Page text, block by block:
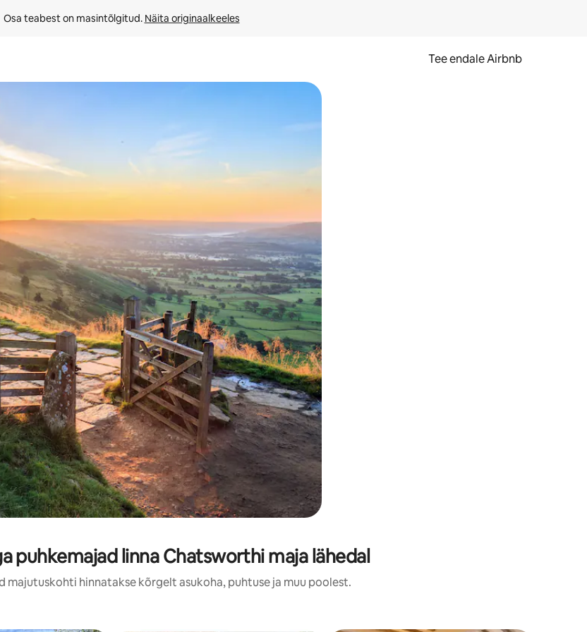
Osa teabest on masintõlgitud. Näita originaalkeeles
Tee endale Airbnb
puuduta või tõmba mööda ekraani.
puhkemajad linna Chatsworthi maja lähedal
majutuskohti hinnatakse kõrgelt asukoha, puhtuse ja muu poolest.